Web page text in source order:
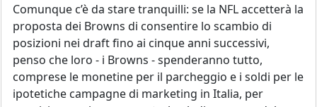
Comunque c’è da stare tranquilli: se la NFL accetterà la
proposta dei Browns di consentire lo scambio di
posizioni nei draft fino ai cinque anni successivi,
penso che loro - i Browns - spenderanno tutto,
comprese le monetine per il parcheggio e i soldi per le
ipotetiche campagne di marketing in Italia, per